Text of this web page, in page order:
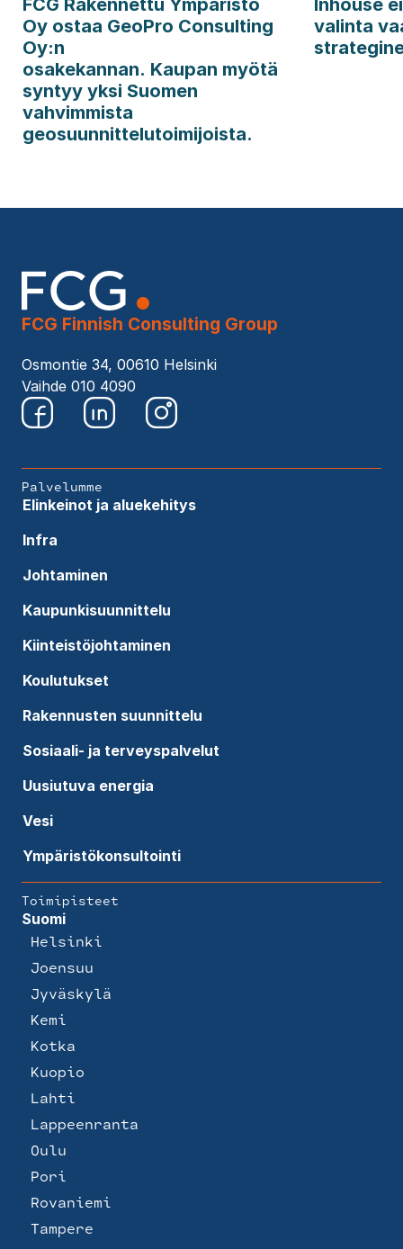
FCG Rakennettu Ympäristö
Oy ostaa GeoPro Consulting
Oy:n
osakekannan. Kaupan myötä
syntyy yksi Suomen
vahvimmista
geosuunnittelutoimijoista.
Inhouse
valinta
FCG Finnish Consulting Group
Osmontie 34, 00610 Helsinki
Vaihde 010 4090
Palvelumme
Elinkeinot ja aluekehitys
Infra
Johtaminen
Kaupunkisuunnittelu
Kiinteistöjohtaminen
Koulutukset
Rakennusten suunnittelu
Sosiaali- ja terveyspalvelut
Uusiutuva energia
Vesi
Ympäristökonsultointi
Toimipisteet
Suomi
Helsinki
Joensuu
Jyväskylä
Kemi
Kotka
Kuopio
Lahti
Lappeenranta
Oulu
Pori
Rovaniemi
Tampere